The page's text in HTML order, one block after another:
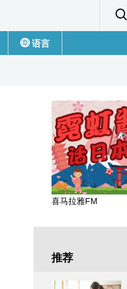
语言
Français
Español
Русский
喜马拉雅FM
推荐